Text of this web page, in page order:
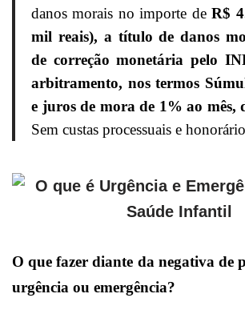
danos morais no importe deR$
mil reais), a título de danos
de correção monetária pelo
arbitramento, nos termos
e juros de mora de 1% ao mês,
Sem custas processuais e
O que fazer diante da negativa de
urgência ou emergência?